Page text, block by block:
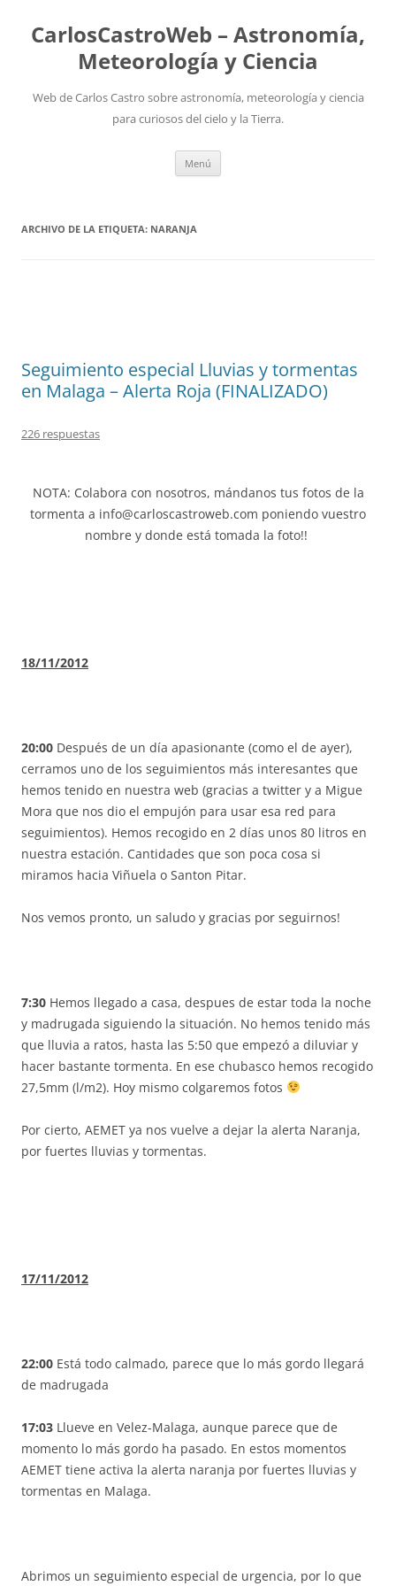
contenido
CarlosCastroWeb – Astronomía,
Meteorología y Ciencia
Web de Carlos Castro sobre astronomía, meteorología y ciencia
para curiosos del cielo y la Tierra.
Menú
ARCHIVO DE LA ETIQUETA: NARANJA
Seguimiento especial Lluvias y tormentas
en Malaga – Alerta Roja (FINALIZADO)
226 respuestas
NOTA: Colabora con nosotros, mándanos tus fotos de la
tormenta a info@carloscastroweb.com poniendo vuestro
nombre y donde está tomada la foto!!
18/11/2012
20:00 Después de un día apasionante (como el de ayer),
cerramos uno de los seguimientos más interesantes que
hemos tenido en nuestra web (gracias a twitter y a Migue
Mora que nos dio el empujón para usar esa red para
seguimientos). Hemos recogido en 2 días unos 80 litros en
nuestra estación. Cantidades que son poca cosa si
miramos hacia Viñuela o Santon Pitar.
Nos vemos pronto, un saludo y gracias por seguirnos!
7:30 Hemos llegado a casa, despues de estar toda la noche
y madrugada siguiendo la situación. No hemos tenido más
que lluvia a ratos, hasta las 5:50 que empezó a diluviar y
hacer bastante tormenta. En ese chubasco hemos recogido
27,5mm (l/m2). Hoy mismo colgaremos fotos
Por cierto, AEMET ya nos vuelve a dejar la alerta Naranja,
por fuertes lluvias y tormentas.
17/11/2012
22:00 Está todo calmado, parece que lo más gordo llegará
de madrugada
17:03 Llueve en Velez-Malaga, aunque parece que de
momento lo más gordo ha pasado. En estos momentos
AEMET tiene activa la alerta naranja por fuertes lluvias y
tormentas en Malaga.
Abrimos un seguimiento especial de urgencia, por lo que